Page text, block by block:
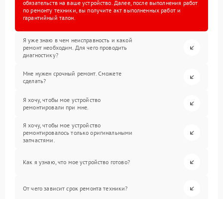
обязательств на ваше устройство. Далее, после выполнения работ
по ремонту техники, вы получите акт выполненных работ и
гарантийный талон.
Я уже знаю в чем неисправность и какой
ремонт необходим. Для чего проводить
диагностику?
Мне нужен срочный ремонт. Сможете
сделать?
Я хочу, чтобы мое устройство
ремонтировали при мне.
Я хочу, чтобы мое устройство
ремонтировалось только оригинальными
запчастями.
Как я узнаю, что мое устройство готово?
От чего зависит срок ремонта техники?